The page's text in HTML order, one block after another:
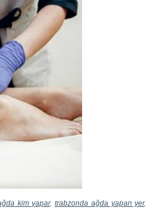
kim yapar,trabzonda ağda yapan yer,